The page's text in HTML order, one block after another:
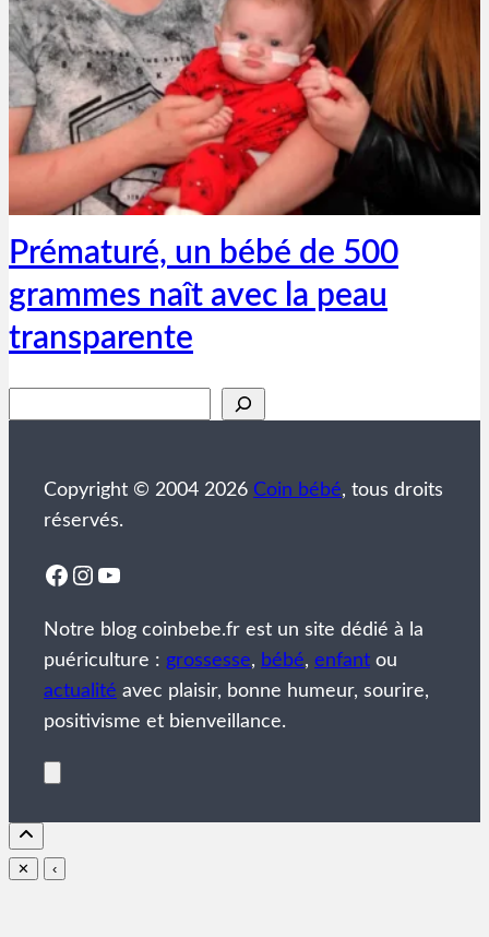
Thibaut Parent
7 avril 2019
Prématuré, un bébé de 500
grammes naît avec la peau
transparente
Copyright © 2004 2026 Coin bébé, tous droits
réservés.
Facebook
Instagram
YouTube
Notre blog coinbebe.fr est un site dédié à la
puériculture : grossesse, bébé, enfant ou
actualité avec plaisir, bonne humeur, sourire,
positivisme et bienveillance.
✕ ‹